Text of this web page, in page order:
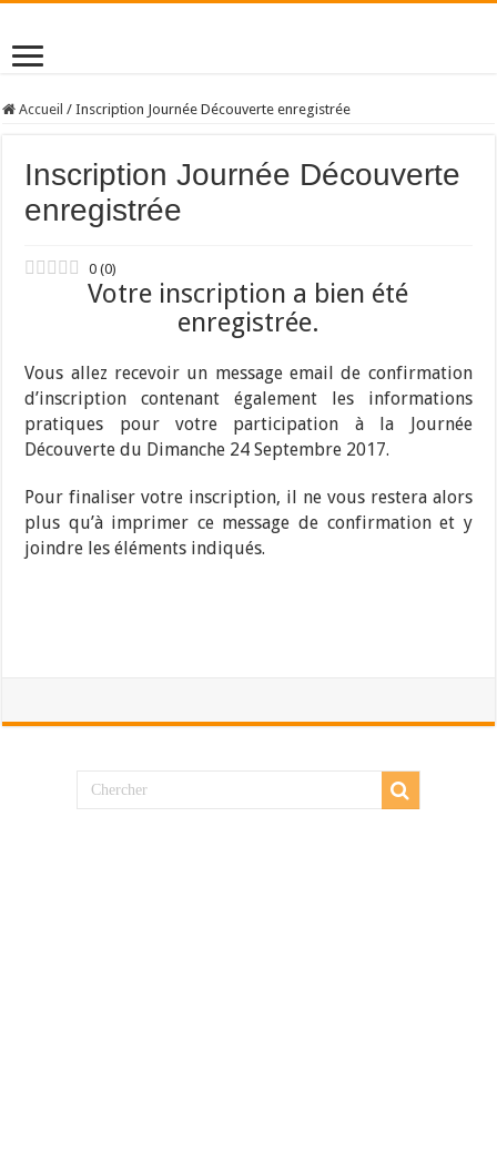
Accueil / Inscription Journée Découverte enregistrée
Inscription Journée Découverte
enregistrée
0 (0)
Votre inscription a bien été
enregistrée.
Vous allez recevoir un message email de confirmation
d’inscription contenant également les informations
pratiques pour votre participation à la Journée
Découverte du Dimanche 24 Septembre 2017.
Pour finaliser votre inscription, il ne vous restera alors
plus qu’à imprimer ce message de confirmation et y
joindre les éléments indiqués.